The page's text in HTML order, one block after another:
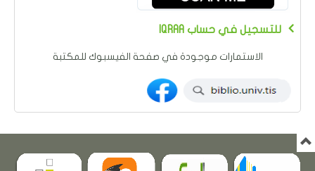
IQRAA للتسجيل في حساب
الاستمارات موجودة في صفحة الفيسبوك للمكتبة